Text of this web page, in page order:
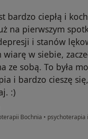
bardzo ciepłą i
na pierwszym
i stanów
wiarę w siebie,
ze sobą. To była
i bardzo cieszę
:)
Bochnia • psychoterapia
M. Kowalska